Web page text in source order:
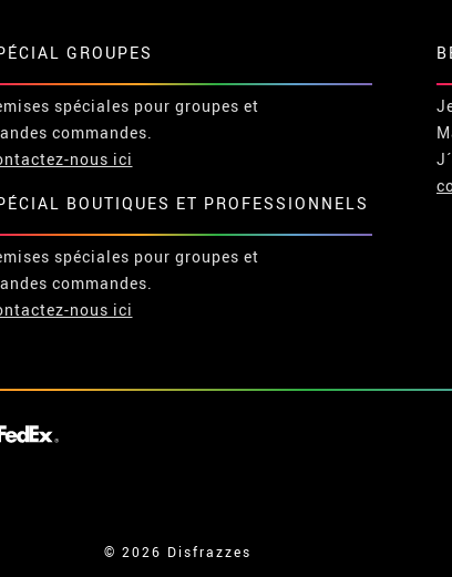
GROUPES
spéciales pour groupes et
commandes.
nous ici
BOUTIQUES ET PROFESSIONNELS
spéciales pour groupes et
commandes.
nous ici
© 2026 Disfrazzes